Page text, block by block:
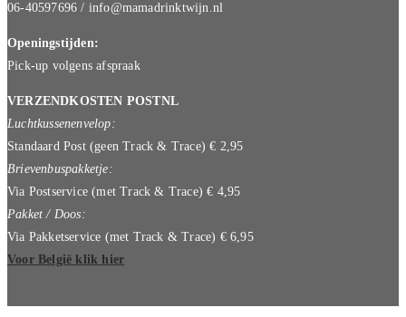
06-40597696 / info@mamadrinktwijn.nl
Openingstijden:
Pick-up volgens afspraak
VERZENDKOSTEN POSTNL
Luchtkussenenvelop:
Standaard Post (geen Track & Trace) € 2,95
Brievenbuspakketje:
Via Postservice (met Track & Trace) € 4,95
Pakket / Doos:
Via Pakketservice (met Track & Trace) € 6,95
Voor België klik hier